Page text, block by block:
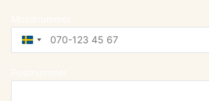
Sweden
+46